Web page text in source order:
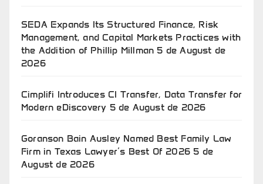
SEDA Expands Its Structured Finance, Risk
Management, and Capital Markets Practices with
the Addition of Phillip Millman 5 de August de
2026
Cimplifi Introduces CI Transfer, Data Transfer for
Modern eDiscovery 5 de August de 2026
Goranson Bain Ausley Named Best Family Law
Firm in Texas Lawyer’s Best Of 2026 5 de
August de 2026